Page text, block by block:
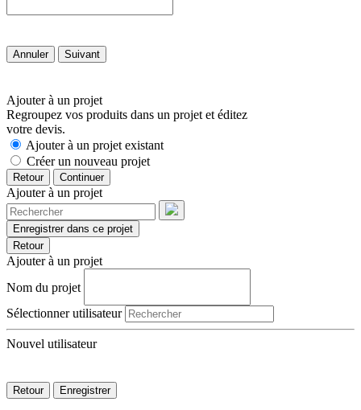
Annuler Suivant
Ajouter à un projet
Regroupez vos produits dans un projet et éditez
votre devis.
Ajouter à un projet existant
Créer un nouveau projet
Retour Continuer
Ajouter à un projet
Enregistrer dans ce projet
Retour
Ajouter à un projet
Nom du projet
Sélectionner utilisateur
Nouvel utilisateur
Retour Enregistrer